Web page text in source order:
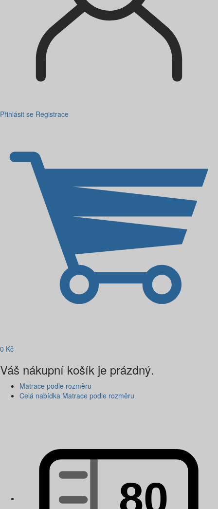
Přihlásit se Registrace
0 Kč
Váš nákupní košík je prázdný.
Matrace podle rozměru
Celá nabídka Matrace podle rozměru